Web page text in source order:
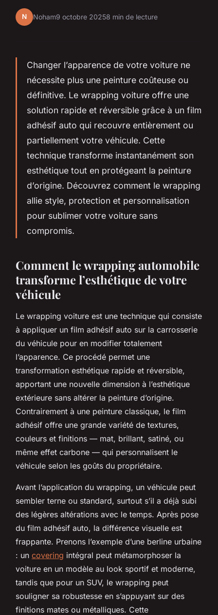
N Noham9 octobre 20258 min de lecture
Changer l’apparence de votre voiture ne
nécessite plus une peinture coûteuse ou
définitive. Le wrapping voiture offre une
solution rapide et réversible grâce à un film
adhésif auto qui recouvre entièrement ou
partiellement votre véhicule. Cette
technique transforme instantanément son
esthétique tout en protégeant la peinture
d’origine. Découvrez comment le wrapping
allie style, protection et personnalisation
pour sublimer votre voiture sans
compromis.
Comment le wrapping automobile
transforme l’esthétique de votre
véhicule
Le wrapping voiture est une technique qui consiste
à appliquer un film adhésif auto sur la carrosserie
du véhicule pour en modifier totalement
l’apparence. Ce procédé permet une
transformation esthétique rapide et réversible,
apportant une nouvelle dimension à l’esthétique
extérieure sans altérer la peinture d’origine.
Contrairement à une peinture classique, le film
adhésif offre une grande variété de textures,
couleurs et finitions — mat, brillant, satiné, ou
même effet carbone — qui personnalisent le
véhicule selon les goûts du propriétaire.
Avant l’application du wrapping, un véhicule peut
sembler terne ou standard, surtout s’il a déjà subi
des légères altérations avec le temps. Après pose
du film adhésif auto, la différence visuelle est
frappante. Prenons l’exemple d’une berline urbaine
: un covering intégral peut métamorphoser la
voiture en un modèle au look sportif et moderne,
tandis que pour un SUV, le wrapping peut
souligner sa robustesse en s’appuyant sur des
finitions mates ou métalliques. Cette